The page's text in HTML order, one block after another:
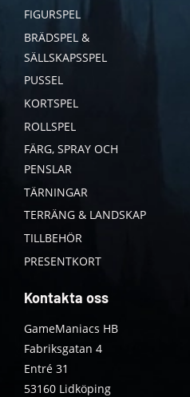
FIGURSPEL
BRÄDSPEL &
SÄLLSKAPSSPEL
PUSSEL
KORTSPEL
ROLLSPEL
FÄRG, SPRAY OCH
PENSLAR
TÄRNINGAR
TERRÄNG & LANDSKAP
TILLBEHÖR
PRESENTKORT
Kontakta oss
GameManiacs HB
Fabriksgatan 4
Entré 31
53160 Lidköping